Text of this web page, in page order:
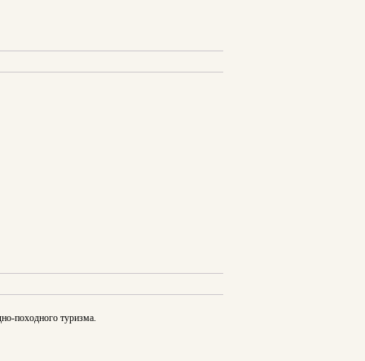
походного туризма.